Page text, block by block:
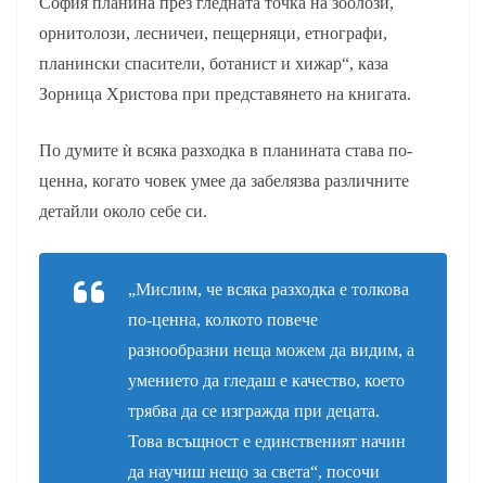
орнитолози, лесничеи, пещерняци, етнографи,
планински спасители, ботанист и хижар“, каза
Зорница Христова при представянето на книгата.
По думите ѝ всяка разходка в планината става по-
ценна, когато човек умее да забелязва различните
детайли около себе си.
„Мислим, че всяка разходка е толкова
по-ценна, колкото повече
разнообразни неща можем да видим, а
умението да гледаш е качество, което
трябва да се изгражда при децата.
Това всъщност е единственият начин
да научиш нещо за света“, посочи